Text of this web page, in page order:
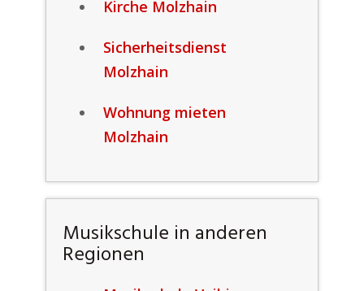
Kirche Molzhain
Sicherheitsdienst
Molzhain
Wohnung mieten
Molzhain
Musikschule in anderen
Regionen